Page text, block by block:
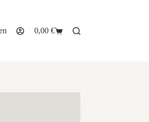
Carro
0,00 €